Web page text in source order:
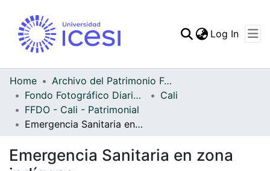
Statistics
Log In
Home
Archivo del Patrimonio Fotográfico y Fílmico del Valle del Cauca
Fondo Fotográfico Diario Occidente
Cali
FFDO - Cali - Patrimonial
Emergencia Sanitaria en zona indígena
Emergencia Sanitaria en zona